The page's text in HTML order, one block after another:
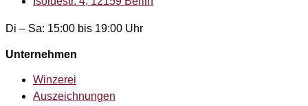
Di – Sa: 15:00 bis 19:00 Uhr
Unternehmen
Winzerei
Auszeichnungen